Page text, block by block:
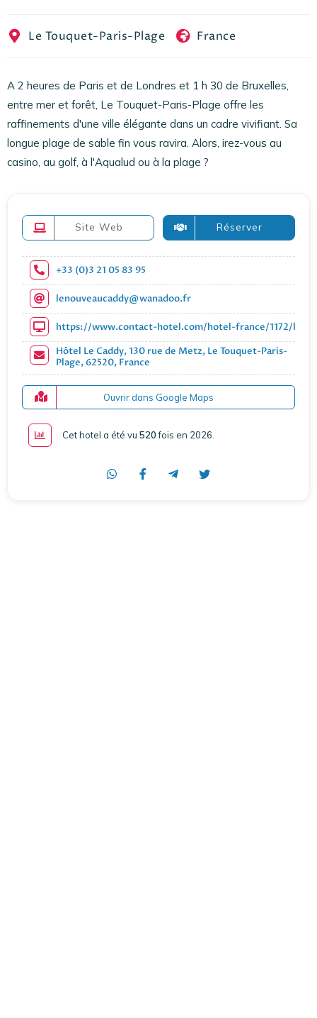
Le Touquet-Paris-Plage France
A 2 heures de Paris et de Londres et 1 h 30 de Bruxelles,
entre mer et forêt, Le Touquet-Paris-Plage offre les
raffinements d'une ville élégante dans un cadre vivifiant. Sa
longue plage de sable fin vous ravira. Alors, irez-vous au
casino, au golf, à l'Aqualud ou à la plage ?
Site Web Réserver
+33 (0)3 21 05 83 95
lenouveaucaddy@wanadoo.fr
https://www.contact-hotel.com/hotel-france/1172/
Hôtel Le Caddy, 130 rue de Metz, Le Touquet-Paris-
Plage, 62520, France
Ouvrir dans Google Maps
Cet hotel a été vu 520fois en 2026